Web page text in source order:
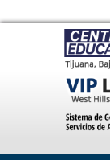
Pasar al contenido